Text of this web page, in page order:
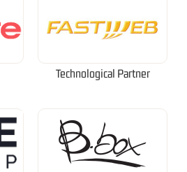
Technological Partner